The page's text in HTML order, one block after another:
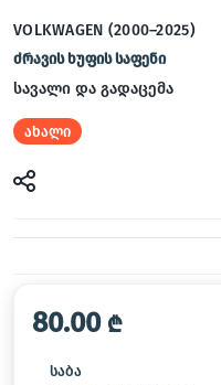
VOLKWAGEN (2000–2025)
ძრავის ხუფის საფენი
სავალი და გადაცემა
ახალი
80.00 ₾
საბა